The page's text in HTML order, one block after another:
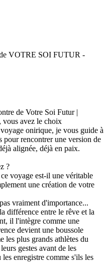
VOTRE SOI FUTUR -
de Votre Soi Futur |
vous avez le choix
onirique, je vous guide à
pour rencontrer une version de
alignée, déjà en paix.
?
voyage est-il une véritable
une création de votre
vraiment d'importance...
différence entre le rêve et la
il l'intègre comme une
devient une boussole
les plus grands athlètes du
gestes avant de les
enregistre comme s'ils les